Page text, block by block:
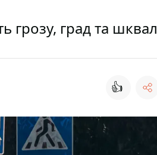
грозу, град та шквал
👍